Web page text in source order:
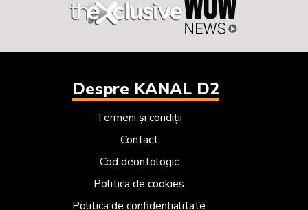
Despre KANAL D2
Termeni și condiții
Contact
Cod deontologic
Politica de cookies
Politica de confidențialitate